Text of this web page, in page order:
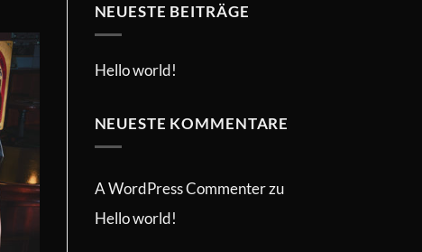
NEUESTE BEITRÄGE
Hello world!
NEUESTE KOMMENTARE
A WordPress Commenterzu
Hello world!